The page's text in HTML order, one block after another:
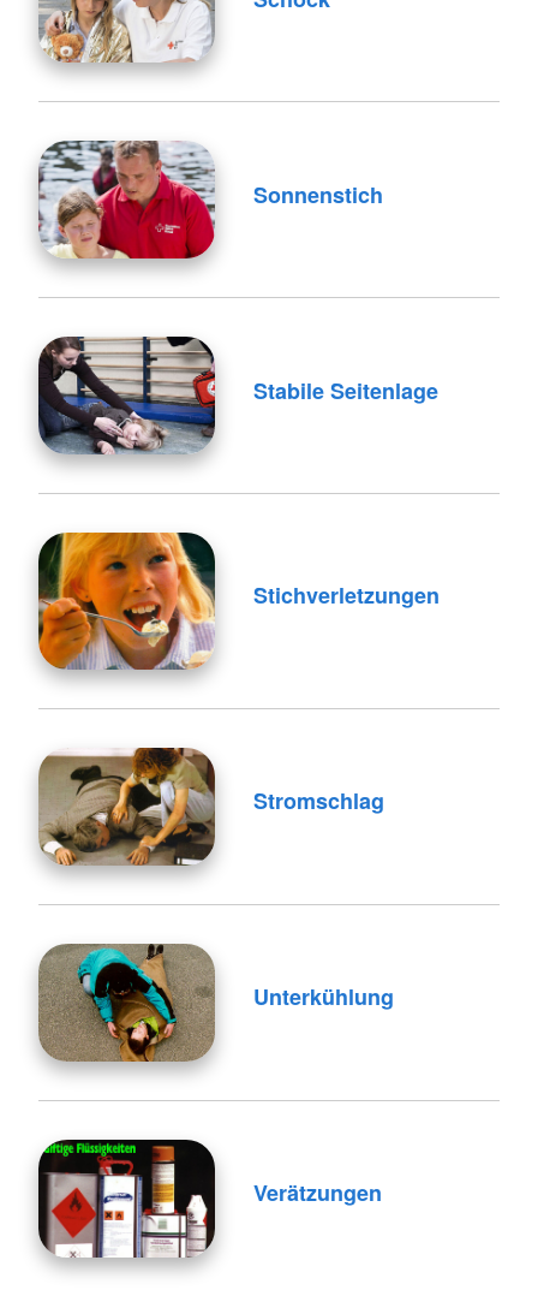
Sonnenstich
Stabile Seitenlage
Stichverletzungen
Stromschlag
Unterkühlung
Verätzungen